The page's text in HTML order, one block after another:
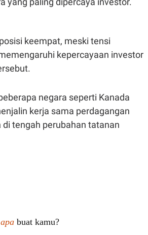
keempat, meski tensi
kepercayaan investor
negara seperti Kanada
kerja sama perdagangan
di tengah perubahan tatanan
buat kamu?